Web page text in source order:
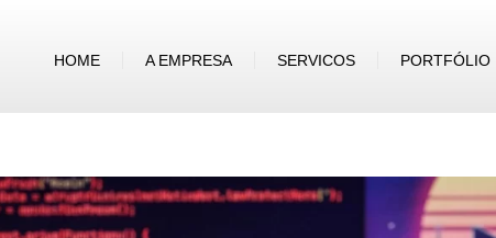
HOME A EMPRESA SERVICOS PORTFÓLIO